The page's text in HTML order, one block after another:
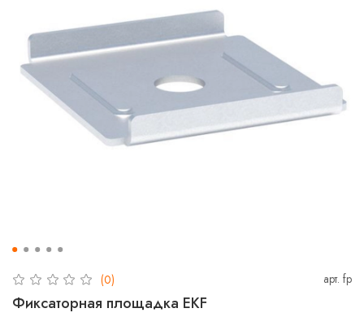
(0) арт. fp
Фиксаторная площадка EKF